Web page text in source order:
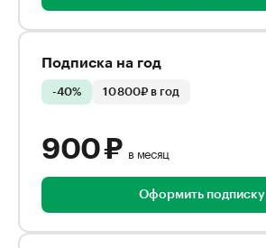
Подписка на год
-40% 10 800₽ в год
900 ₽ в месяц
Оформить подписку